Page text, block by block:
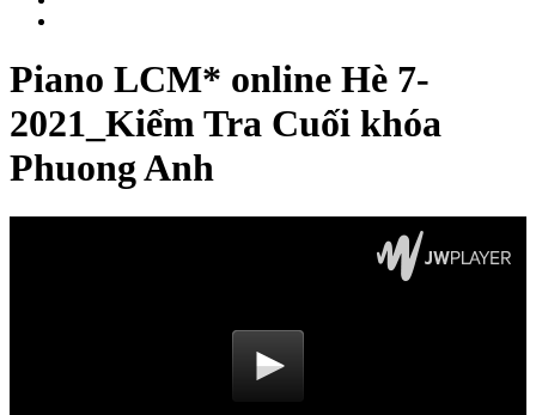
Piano LCM* online Hè 7-
2021_Kiểm Tra Cuối khóa
Phuong Anh